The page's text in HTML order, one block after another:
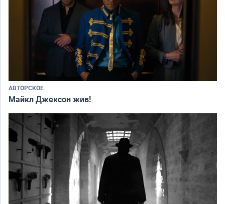
АВТОРСКОЕ
Майкл Джексон жив!